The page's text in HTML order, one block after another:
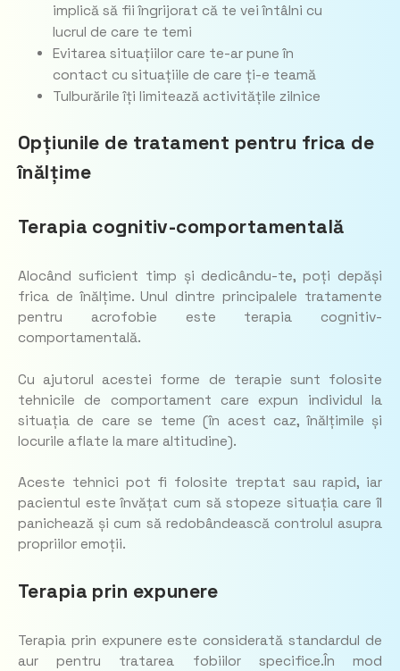
implică să fii îngrijorat că te vei întâlni cu
lucrul de care te temi
Evitarea situațiilor care te-ar pune în
contact cu situațiile de care ți-e teamă
Tulburările îți limitează activitățile zilnice
Opțiunile de tratament pentru frica de
înălțime
Terapia cognitiv-comportamentală
Alocând suficient timp și dedicându-te, poți depăși
frica de înălțime. Unul dintre principalele tratamente
pentru acrofobie este terapia cognitiv-
comportamentală.
Cu ajutorul acestei forme de terapie sunt folosite
tehnicile de comportament care expun individul la
situația de care se teme (în acest caz, înălțimile și
locurile aflate la mare altitudine).
Aceste tehnici pot fi folosite treptat sau rapid, iar
pacientul este învățat cum să stopeze situația care îl
panichează și cum să redobândească controlul asupra
propriilor emoții.
Terapia prin expunere
Terapia prin expunere este considerată standardul de
aur pentru tratarea fobiilor specifice.În mod